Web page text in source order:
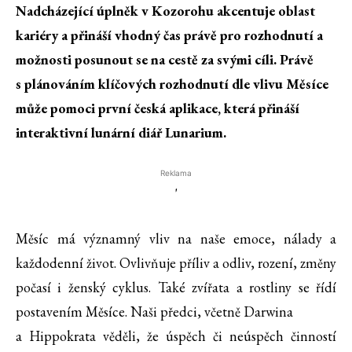
Nadcházející úplněk v Kozorohu akcentuje oblast
kariéry a přináší vhodný čas právě pro rozhodnutí a
možnosti posunout se na cestě za svými cíli. Právě
s plánováním klíčových rozhodnutí dle vlivu Měsíce
může pomoci první česká aplikace, která přináší
interaktivní lunární diář Lunarium.
Reklama
'
Měsíc má významný vliv na naše emoce, nálady a
každodenní život. Ovlivňuje příliv a odliv, rození, změny
počasí i ženský cyklus. Také zvířata a rostliny se řídí
postavením Měsíce. Naši předci, včetně Darwina
a Hippokrata věděli, že úspěch či neúspěch činností